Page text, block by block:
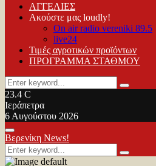
ΑΓΓΕΛΙΕΣ
Ακούστε μας loudly!
On air radio vereniki 89.5
live24
Τιμές αγροτικών προϊόντων
ΠΡΟΓΡΑΜΜΑ ΣΤΑΘΜΟΥ
Search
for:
Search
23.4 C
Ιεράπετρα
6 Αυγούστου 2026
Facebook
Twitter
Youtube
Primary
Menu
Βερενίκη News!
Search
for:
Search